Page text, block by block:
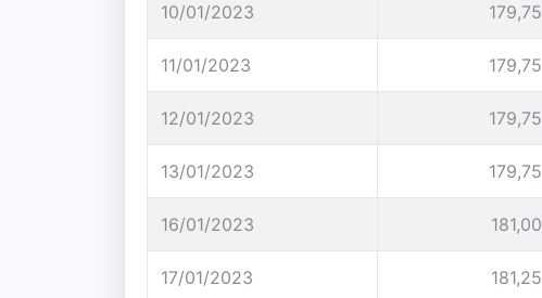
10/01/2023 179,75
11/01/2023 179,75
12/01/2023 179,75
13/01/2023 179,75
16/01/2023 181,00
17/01/2023 181,25